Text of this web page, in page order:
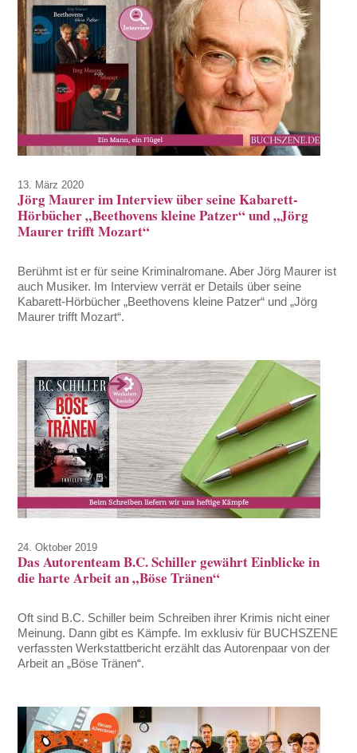
13. März 2020
Jörg Maurer im Interview über seine Kabarett-
Hörbücher „Beethovens kleine Patzer“ und „Jörg
Maurer trifft Mozart“
Berühmt ist er für seine Kriminalromane. Aber Jörg Maurer ist
auch Musiker. Im Interview verrät er Details über seine
Kabarett-Hörbücher „Beethovens kleine Patzer“ und „Jörg
Maurer trifft Mozart“.
24. Oktober 2019
Das Autorenteam B.C. Schiller gewährt Einblicke in
die harte Arbeit an „Böse Tränen“
Oft sind B.C. Schiller beim Schreiben ihrer Krimis nicht einer
Meinung. Dann gibt es Kämpfe. Im exklusiv für BUCHSZENE
verfassten Werkstattbericht erzählt das Autorenpaar von der
Arbeit an „Böse Tränen“.